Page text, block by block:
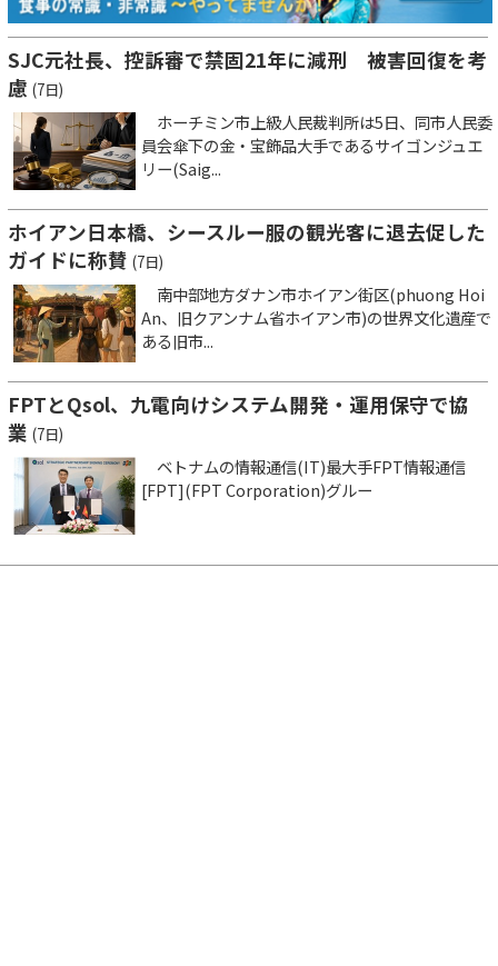
SJC元社長、控訴審で禁固21年に減刑 被害回復を考
慮 (7日)
ホーチミン市上級人民裁判所は5日、同市人民委
員会傘下の金・宝飾品大手であるサイゴンジュエ
リー(Saig...
ホイアン日本橋、シースルー服の観光客に退去促した
ガイドに称賛 (7日)
南中部地方ダナン市ホイアン街区(phuong Hoi
An、旧クアンナム省ホイアン市)の世界文化遺産で
ある旧市...
FPTとQsol、九電向けシステム開発・運用保守で協
業 (7日)
ベトナムの情報通信(IT)最大手FPT情報通信
[FPT](FPT Corporation)グルー